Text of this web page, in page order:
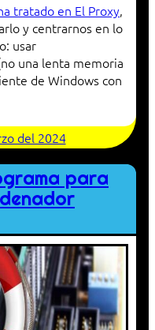
tratado en El Proxy,
y centrarnos en lo
usar
una lenta memoria
de Windows con
del 2024
para